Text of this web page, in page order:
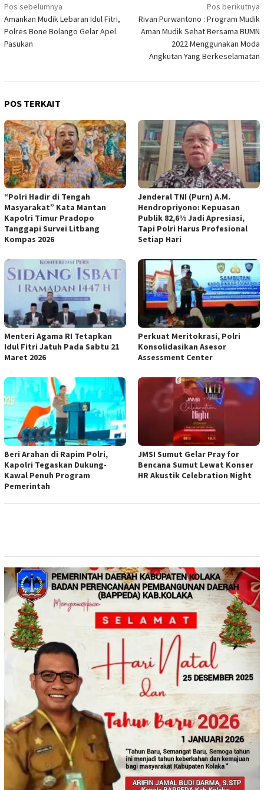
Navigasi
pos
Pos sebelumnya
Amankan Mudik Lebaran Idul Fitri,
Polres Bone Bolango Gelar Apel
Pasukan
Pos berikutnya
Rivan Purwantono : Program Mudik
Aman Mudik Sehat Bersama BUMN
2022 Menggunakan Moda
Angkutan Yang Berkeselamatan
POS TERKAIT
“Polri Hadir di Tengah
Masyarakat” Kata Mantan
Kapolri Timur Pradopo
Tanggapi Survei Litbang
Kompas 2026
Jenderal TNI (Purn) A.M.
Hendropriyono: Kepuasan
Publik 82,6% Jadi Apresiasi,
Tapi Polri Harus Profesional
Setiap Hari
Menteri Agama RI Tetapkan
Idul Fitri Jatuh Pada Sabtu 21
Maret 2026
Perkuat Meritokrasi, Polri
Konsolidasikan Asesor
Assessment Center
Beri Arahan di Rapim Polri,
Kapolri Tegaskan Dukung-
Kawal Penuh Program
Pemerintah
JMSI Sumut Gelar Pray for
Bencana Sumut Lewat Konser
HR Akustik Celebration Night